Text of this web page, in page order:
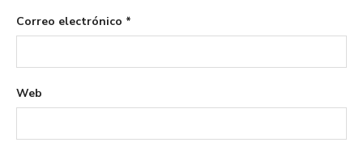
Correo electrónico *
Web